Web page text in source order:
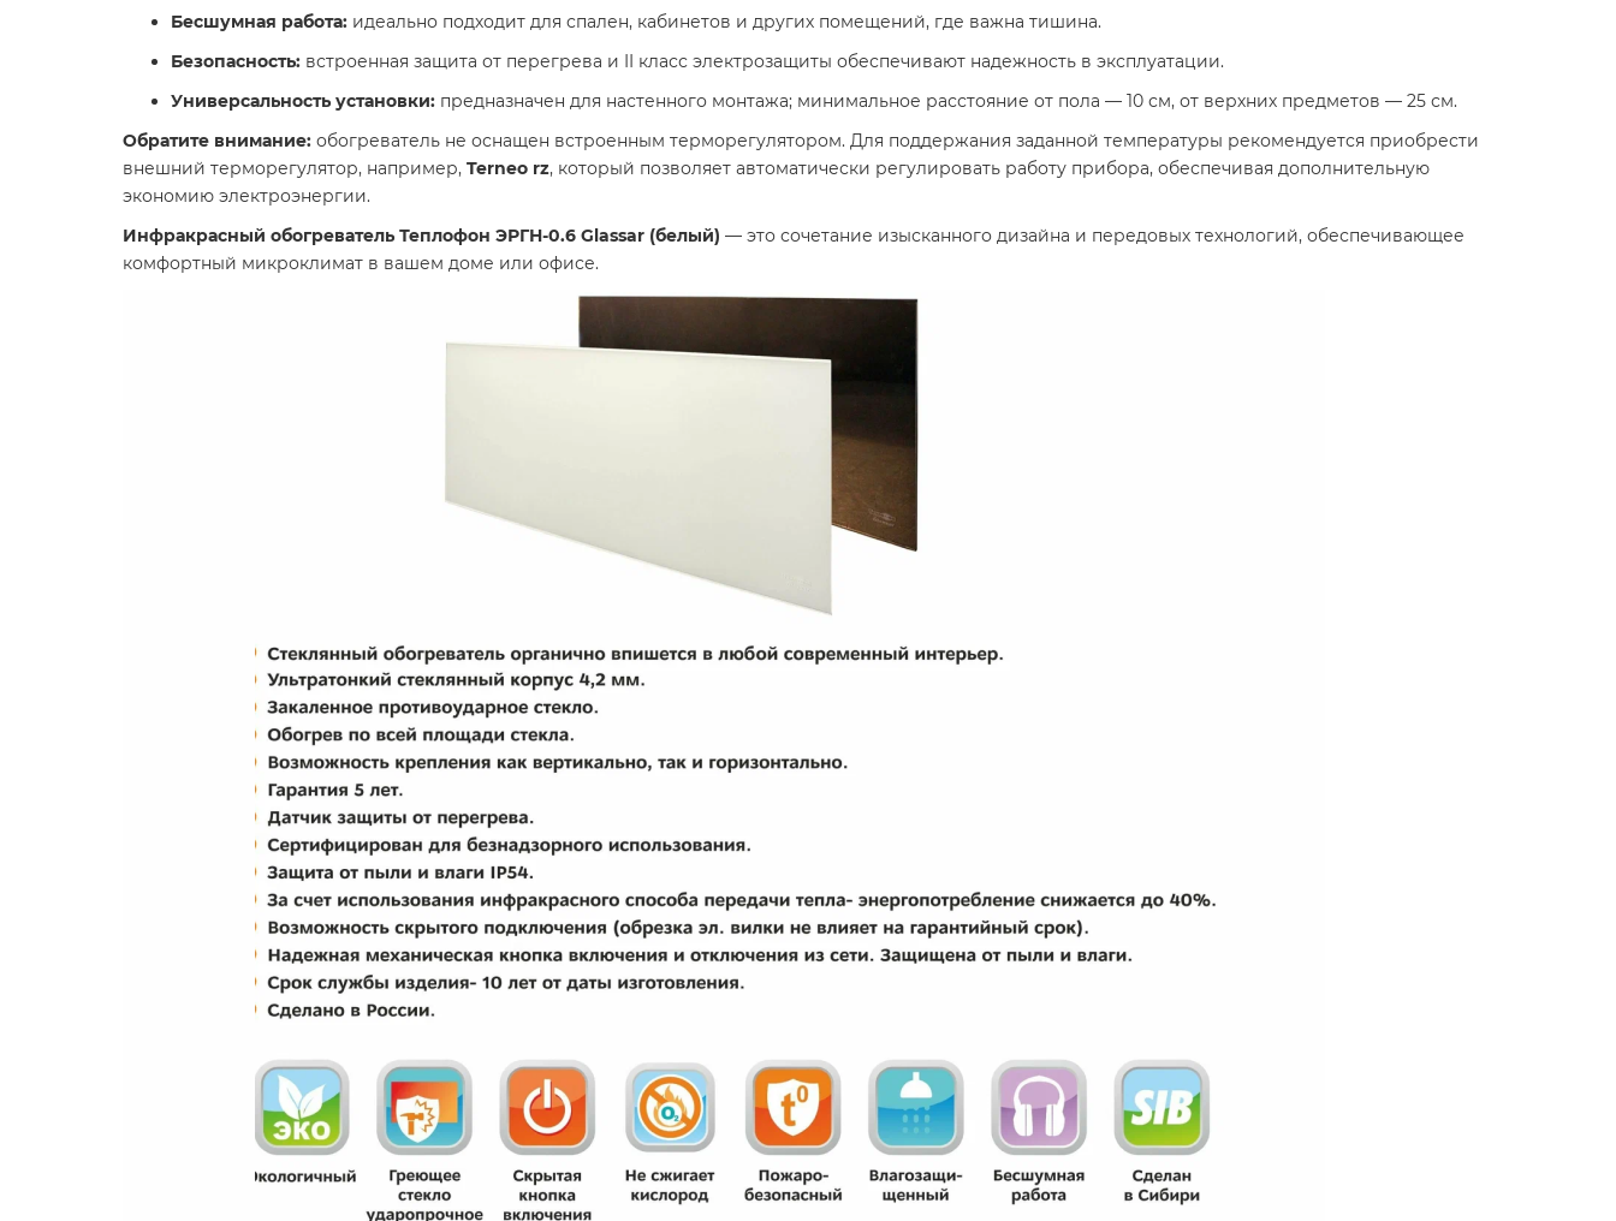
Бесшумная работа: идеально подходит для спален, кабинетов и других помещений, где важна тишина.​
Безопасность: встроенная защита от перегрева и II класс электрозащиты обеспечивают надежность в эксплуатации.​
Универсальность установки: предназначен для настенного монтажа; минимальное расстояние от пола — 10 см, от верхних предметов — 25 см.​
Обратите внимание: обогреватель не оснащен встроенным терморегулятором. Для поддержания заданной температуры рекомендуется приобрести
внешний терморегулятор, например, Terneo rz, который позволяет автоматически регулировать работу прибора, обеспечивая дополнительную
экономию электроэнергии.​
Инфракрасный обогреватель Теплофон ЭРГН-0.6 Glassar (белый) — это сочетание изысканного дизайна и передовых технологий, обеспечивающее
комфортный микроклимат в вашем доме или офисе.